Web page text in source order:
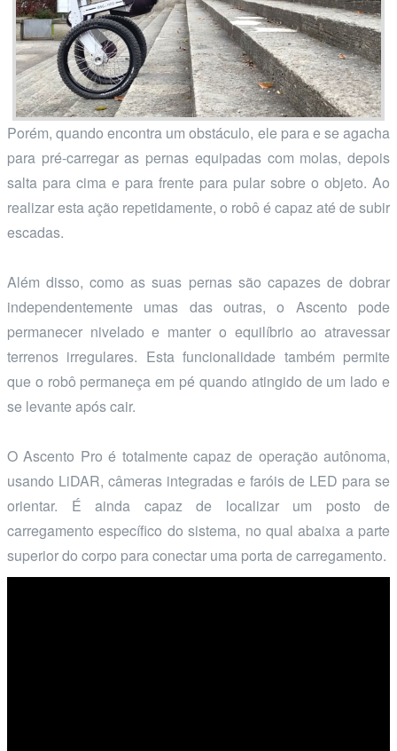
Porém, quando encontra um obstáculo, ele para e se agacha
para pré-carregar as pernas equipadas com molas, depois
salta para cima e para frente para pular sobre o objeto. Ao
realizar esta ação repetidamente, o robô é capaz até de subir
escadas.
Além disso, como as suas pernas são capazes de dobrar
independentemente umas das outras, o Ascento pode
permanecer nivelado e manter o equilíbrio ao atravessar
terrenos irregulares. Esta funcionalidade também permite
que o robô permaneça em pé quando atingido de um lado e
se levante após cair.
O Ascento Pro é totalmente capaz de operação autônoma,
usando LiDAR, câmeras integradas e faróis de LED para se
orientar. É ainda capaz de localizar um posto de
carregamento específico do sistema, no qual abaixa a parte
superior do corpo para conectar uma porta de carregamento.